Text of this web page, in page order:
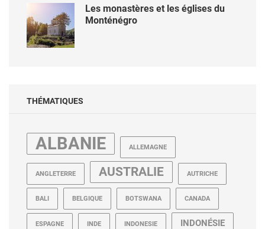
Les monastères et les églises du
Monténégro
THÉMATIQUES
ALBANIE ALLEMAGNE
ANGLETERRE AUSTRALIE AUTRICHE
BALI BELGIQUE BOTSWANA CANADA
ESPAGNE INDE INDONESIE INDONÉSIE